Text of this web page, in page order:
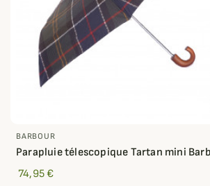
BARBOUR
Parapluie télescopique Tartan mini
74,95 €